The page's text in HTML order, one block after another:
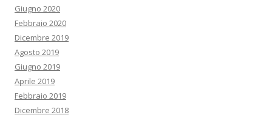
Giugno 2020
Febbraio 2020
Dicembre 2019
Agosto 2019
Giugno 2019
Aprile 2019
Febbraio 2019
Dicembre 2018